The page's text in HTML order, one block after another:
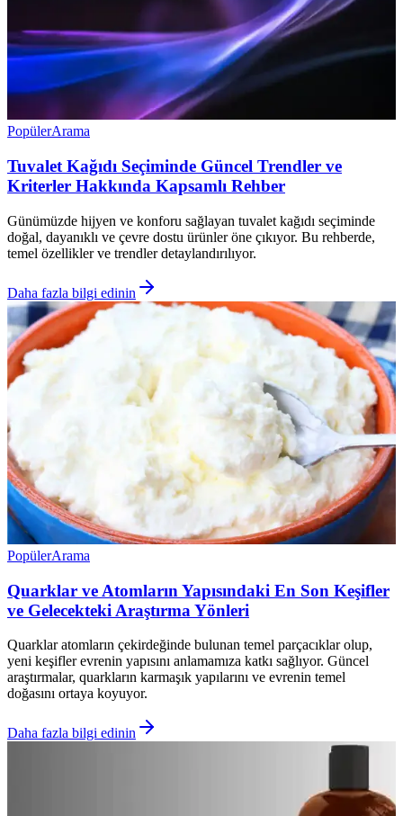
PopülerArama
Tuvalet Kağıdı Seçiminde Güncel Trendler ve
Kriterler Hakkında Kapsamlı Rehber
Günümüzde hijyen ve konforu sağlayan tuvalet kağıdı seçiminde
doğal, dayanıklı ve çevre dostu ürünler öne çıkıyor. Bu rehberde,
temel özellikler ve trendler detaylandırılıyor.
Daha fazla bilgi edinin
PopülerArama
Quarklar ve Atomların Yapısındaki En Son Keşifler
ve Gelecekteki Araştırma Yönleri
Quarklar atomların çekirdeğinde bulunan temel parçacıklar olup,
yeni keşifler evrenin yapısını anlamamıza katkı sağlıyor. Güncel
araştırmalar, quarkların karmaşık yapılarını ve evrenin temel
doğasını ortaya koyuyor.
Daha fazla bilgi edinin